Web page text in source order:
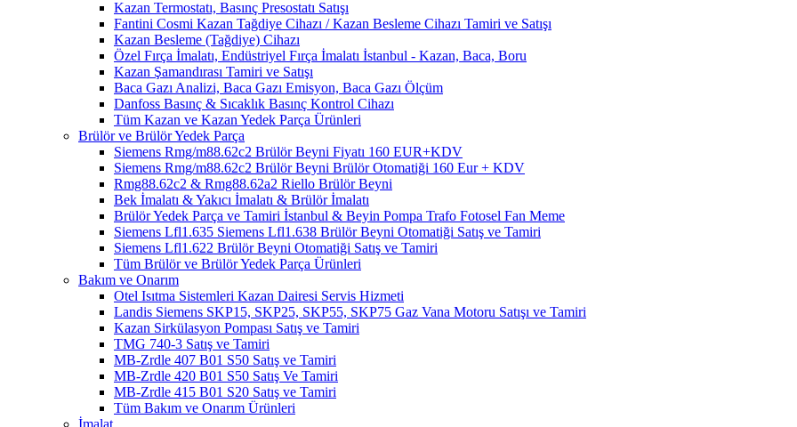
Kazan Termostatı, Basınç Presostatı Satışı
Fantini Cosmi Kazan Tağdiye Cihazı / Kazan Besleme Cihazı Tamiri ve Satışı
Kazan Besleme (Tağdiye) Cihazı
Özel Fırça İmalatı, Endüstriyel Fırça İmalatı İstanbul - Kazan, Baca, Boru
Kazan Şamandırası Tamiri ve Satışı
Baca Gazı Analizi, Baca Gazı Emisyon, Baca Gazı Ölçüm
Danfoss Basınç & Sıcaklık Basınç Kontrol Cihazı
Tüm Kazan ve Kazan Yedek Parça Ürünleri
Brülör ve Brülör Yedek Parça
Siemens Rmg/m88.62c2 Brülör Beyni Fiyatı 160 EUR+KDV
Siemens Rmg/m88.62c2 Brülör Beyni Brülör Otomatiği 160 Eur + KDV
Rmg88.62c2 & Rmg88.62a2 Riello Brülör Beyni
Bek İmalatı & Yakıcı İmalatı & Brülör İmalatı
Brülör Yedek Parça ve Tamiri İstanbul & Beyin Pompa Trafo Fotosel Fan Meme
Siemens Lfl1.635 Siemens Lfl1.638 Brülör Beyni Otomatiği Satış ve Tamiri
Siemens Lfl1.622 Brülör Beyni Otomatiği Satış ve Tamiri
Tüm Brülör ve Brülör Yedek Parça Ürünleri
Bakım ve Onarım
Otel Isıtma Sistemleri Kazan Dairesi Servis Hizmeti
Landis Siemens SKP15, SKP25, SKP55, SKP75 Gaz Vana Motoru Satışı ve Tamiri
Kazan Sirkülasyon Pompası Satış ve Tamiri
TMG 740-3 Satış ve Tamiri
MB-Zrdle 407 B01 S50 Satış ve Tamiri
MB-Zrdle 420 B01 S50 Satış Ve Tamiri
MB-Zrdle 415 B01 S20 Satış ve Tamiri
Tüm Bakım ve Onarım Ürünleri